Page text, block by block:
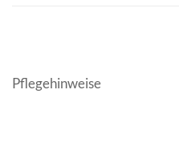
Pflegehinweise